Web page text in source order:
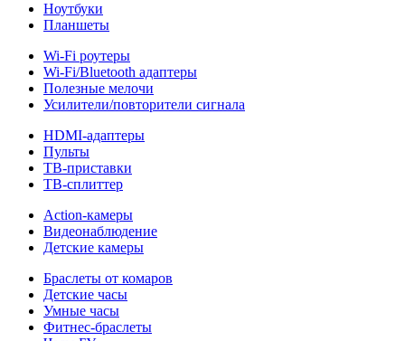
Ноутбуки
Планшеты
Wi-Fi роутеры
Wi-Fi/Bluetooth адаптеры
Полезные мелочи
Усилители/повторители сигнала
HDMI-адаптеры
Пульты
ТВ-приставки
ТВ-сплиттер
Action-камеры
Видеонаблюдение
Детские камеры
Браслеты от комаров
Детские часы
Умные часы
Фитнес-браслеты